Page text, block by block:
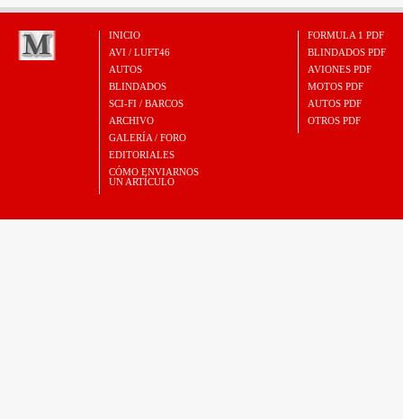
INICIO
AVI / LUFT46
AUTOS
BLINDADOS
SCI-FI / BARCOS
ARCHIVO
GALERÍA / FORO
EDITORIALES
CÓMO ENVIARNOS
UN ARTÍCULO
FORMULA 1 PDF
BLINDADOS PDF
AVIONES PDF
MOTOS PDF
AUTOS PDF
OTROS PDF